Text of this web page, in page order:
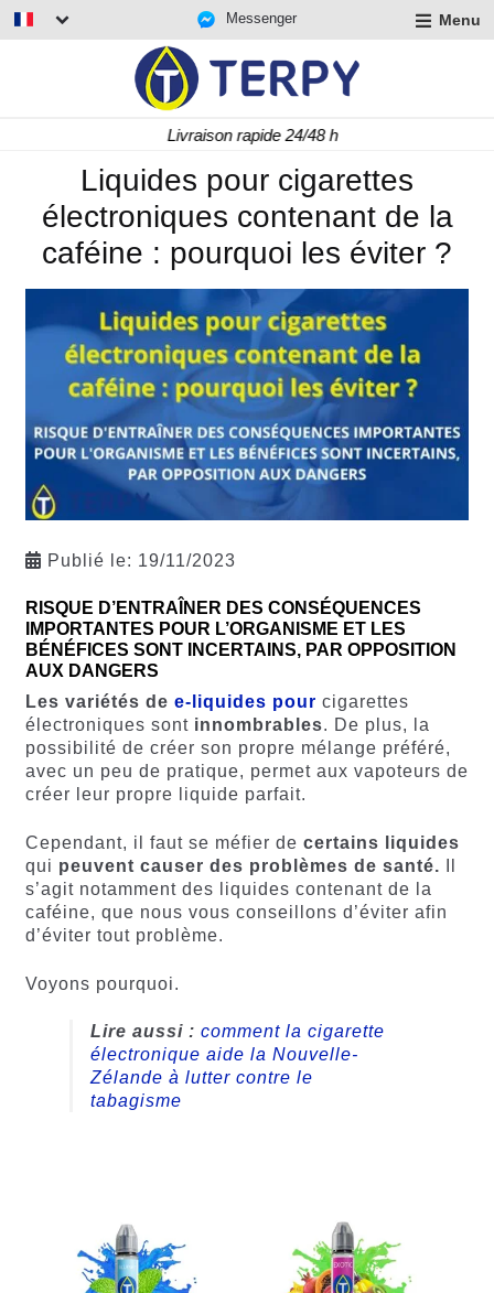
Messenger Menu
Livraison rapide 24/48 h
Liquides pour cigarettes
électroniques contenant de la
caféine : pourquoi les éviter ?
Publié le: 19/11/2023
RISQUE D’ENTRAÎNER DES CONSÉQUENCES
IMPORTANTES POUR L’ORGANISME ET LES
BÉNÉFICES SONT INCERTAINS, PAR OPPOSITION
AUX DANGERS
Les variétés de e-liquides pour cigarettes
électroniques sont innombrables. De plus, la
possibilité de créer son propre mélange préféré,
avec un peu de pratique, permet aux vapoteurs de
créer leur propre liquide parfait.
Cependant, il faut se méfier de certains liquides
qui peuvent causer des problèmes de santé.
s’agit notamment des liquides contenant de la
caféine, que nous vous conseillons d’éviter afin
d’éviter tout problème.
Voyons pourquoi.
Lire aussi : comment la cigarette
électronique aide la Nouvelle-
Zélande à lutter contre le
tabagisme